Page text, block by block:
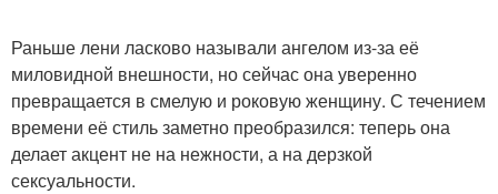
Раньше лени ласково называли ангелом из-за её
миловидной внешности, но сейчас она уверенно
превращается в смелую и роковую женщину. С течением
времени её стиль заметно преобразился: теперь она
делает акцент не на нежности, а на дерзкой
сексуальности.